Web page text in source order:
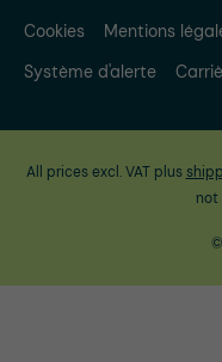
Cookies Mentions
Système d'alerte
All prices excl. VAT plus
not